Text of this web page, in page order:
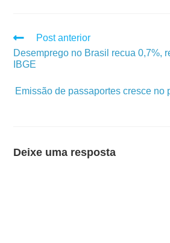
Post anterior
Desemprego no Brasil recua 0,7%,
IBGE
Emissão de passaportes cresce no
Deixe uma resposta